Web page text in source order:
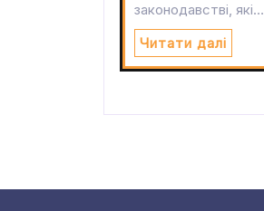
законодавстві, які…
Читати далі